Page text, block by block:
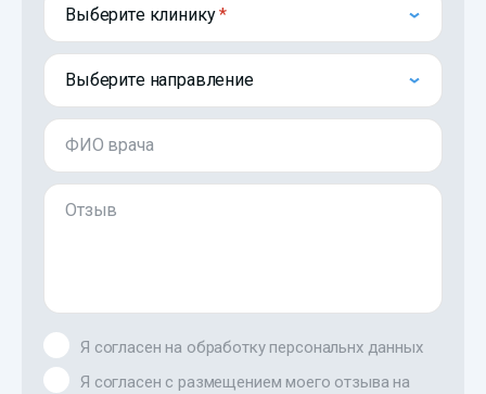
Выберите клинику
Выберите направление
ФИО врача
Отзыв
Я согласен на обработку персональнх данных
Я согласен с размещением моего отзыва на